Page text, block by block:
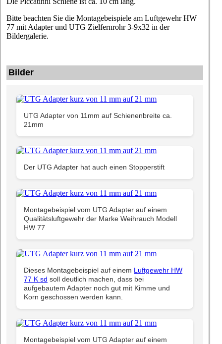
Bitte beachten Sie die Montagebeispiele am Luftgewehr HW
77 mit Adapter und UTG Zielfernrohr 3-9x32 in der
Bildergalerie.
Bilder
UTG Adapter von 11mm auf Schienenbreite ca.
21mm
Der UTG Adapter hat auch einen Stopperstift
Montagebeispiel vom UTG Adapter auf einem
Qualitätsluftgewehr der Marke Weihrauch Modell
HW 77
Dieses Montagebeispiel auf einem Luftgewehr HW
77 K sd soll deutlich machen, dass bei
aufgebautem Adapter noch gut mit Kimme und
Korn geschossen werden kann.
Montagebeispiel vom UTG Adapter auf einem